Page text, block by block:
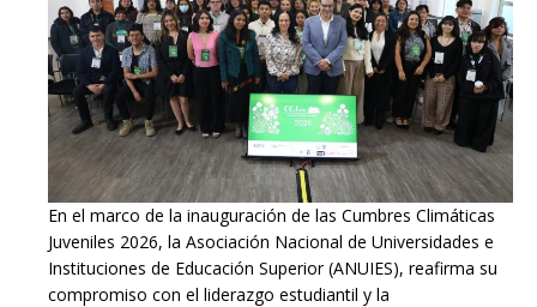
En el marco de la inauguración de las Cumbres Climáticas
Juveniles 2026, la Asociación Nacional de Universidades e
Instituciones de Educación Superior (ANUIES), reafirma su
compromiso con el liderazgo estudiantil y la